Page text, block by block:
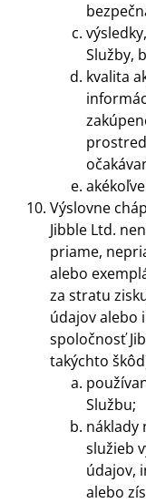
Služby,
kvalita
Výslovne
Jibble Ltd.
priame,
alebo
za stratu
údajov alebo
spoločnosť
takýchto
Službu;
náklady
služieb
údajov,
alebo